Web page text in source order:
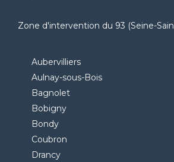
Zone d'intervention du 93 (Seine-
Aubervilliers
Aulnay-sous-Bois
Bagnolet
Bobigny
Bondy
Coubron
Drancy